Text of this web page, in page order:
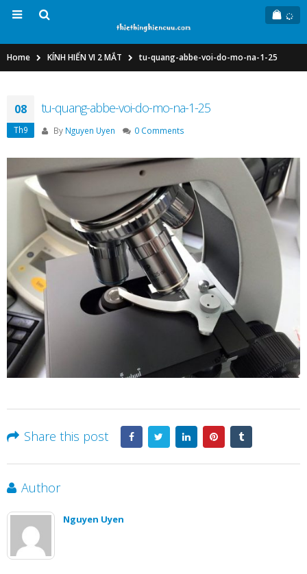
Home KÍNH HIỂN VI 2 MẮT tu-quang-abbe-voi-do-mo-na-1-25
08
Th9
tu-quang-abbe-voi-do-mo-na-1-25
By Nguyen Uyen 0 Comments
Share this post
Author
Nguyen Uyen